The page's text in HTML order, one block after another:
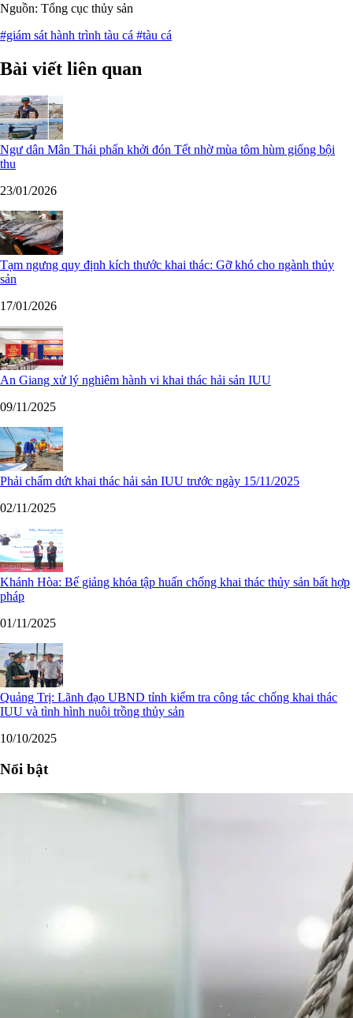
Nguồn: Tổng cục thủy sản
#giám sát hành trình tàu cá #tàu cá
Bài viết liên quan
Ngư dân Mân Thái phấn khởi đón Tết nhờ mùa tôm hùm giống bội
thu
23/01/2026
Tạm ngưng quy định kích thước khai thác: Gỡ khó cho ngành thủy
sản
17/01/2026
An Giang xử lý nghiêm hành vi khai thác hải sản IUU
09/11/2025
Phải chấm dứt khai thác hải sản IUU trước ngày 15/11/2025
02/11/2025
Khánh Hòa: Bế giảng khóa tập huấn chống khai thác thủy sản bất hợp
pháp
01/11/2025
Quảng Trị: Lãnh đạo UBND tỉnh kiểm tra công tác chống khai thác
IUU và tình hình nuôi trồng thủy sản
10/10/2025
Nổi bật